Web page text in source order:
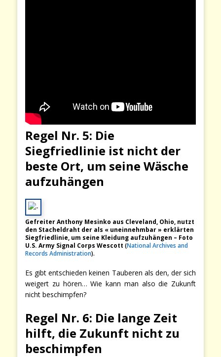
Regel Nr. 5: Die
Siegfriedlinie ist nicht der
beste Ort, um seine Wäsche
aufzuhängen
Gefreiter Anthony Mesinko aus Cleveland, Ohio, nutzt
den Stacheldraht der als « uneinnehmbar » erklärten
Siegfriedlinie, um seine Kleidung aufzuhängen – Foto
U.S. Army Signal Corps Wescott (National Archives and
Records Administration).
Es gibt entschieden keinen Tauberen als den, der sich
weigert zu hören… Wie kann man also die Zukunft
nicht beschimpfen?
Regel Nr. 6: Die lange Zeit
hilft, die Zukunft nicht zu
beschimpfen